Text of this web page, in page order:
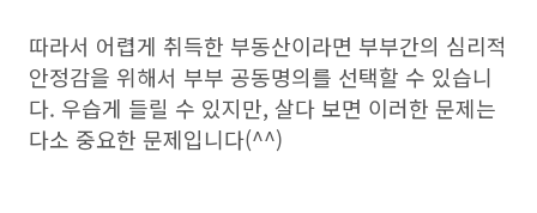
따라서 어렵게 취득한 부동산이라면 부부간의 심리적
안정감을 위해서 부부 공동명의를 선택할 수 있습니
다. 우습게 들릴 수 있지만, 살다 보면 이러한 문제는
다소 중요한 문제입니다(^^)